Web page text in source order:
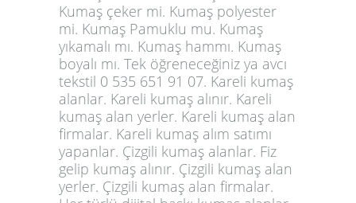
Kumaş çeker mi. Kumaş polyester
mi. Kumaş Pamuklu mu. Kumaş
yıkamalı mı. Kumaş hammı. Kumaş
boyalı mı. Tek öğreneceğiniz ya avcı
tekstil 0 535 651 91 07. Kareli kumaş
alanlar. Kareli kumaş alınır. Kareli
kumaş alan yerler. Kareli kumaş alan
firmalar. Kareli kumaş alım satımı
yapanlar. Çizgili kumaş alanlar. Fiz
gelip kumaş alınır. Çizgili kumaş alan
yerler. Çizgili kumaş alan firmalar.